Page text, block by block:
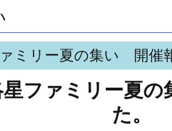
ミリー夏の集い 開催
ファミリー夏の
た。